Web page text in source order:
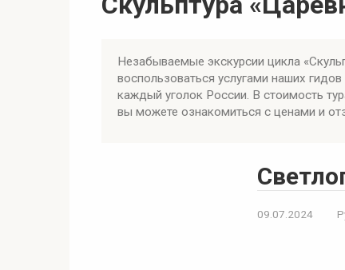
Незабываемые экскурсии цикла
воспользоваться услугами наших
каждый уголок России. В стоимость
вы можете ознакомиться с ценами и
09.07.2024